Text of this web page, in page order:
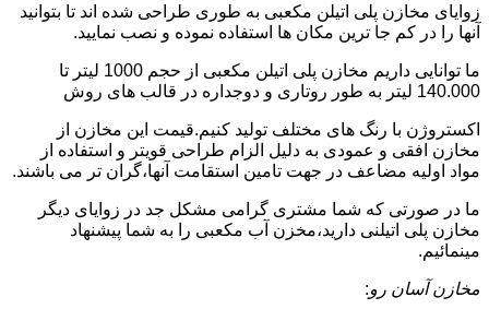
زوایای مخازن پلی اتیلن مکعبی به طوری طراحی شده اند تا بتوانید
آنها را در کم جا ترین مکان ها استفاده نموده و نصب نمایید.
ما توانایی داریم مخازن پلی اتیلن مکعبی از حجم 1000 لیتر تا
140.000 لیتر به طور روتاری و دوجداره در قالب های روش
اکستروژن با رنگ های مختلف تولید کنیم.قیمت این مخازن از
مخازن افقی و عمودی به دلیل الزام طراحی قویتر و استفاده از
مواد اولیه مضاعف در جهت تامین استقامت آنها،گران تر می باشند.
ما در صورتی که شما مشتری گرامی مشکل جد در زوایای دیگر
مخازن پلی اتیلنی دارید،مخزن آب مکعبی را به شما پیشنهاد
مینمائیم.
مخازن آسان رو: